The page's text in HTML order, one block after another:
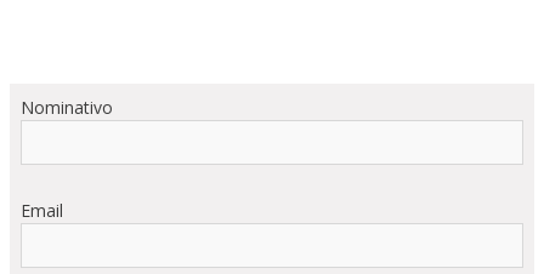
Nominativo
Email